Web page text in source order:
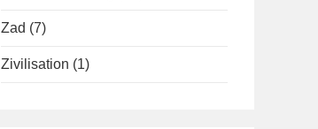
Zad (7)
Zivilisation (1)